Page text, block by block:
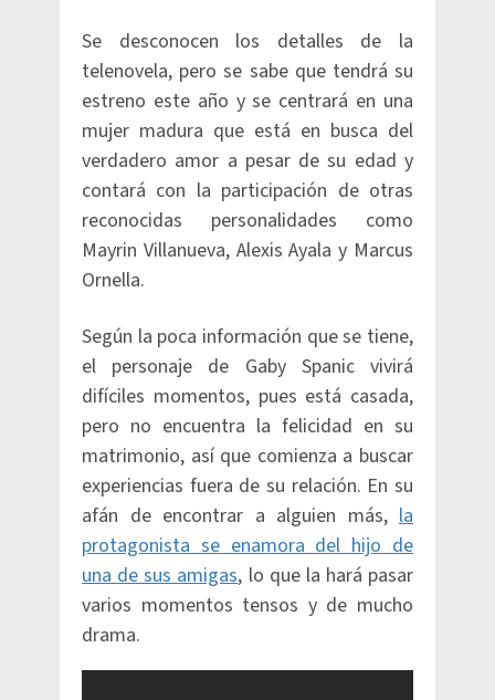
Se desconocen los detalles de la
telenovela, pero se sabe que tendrá su
estreno este año y se centrará en una
mujer madura que está en busca del
verdadero amor a pesar de su edad y
contará con la participación de otras
reconocidas personalidades como
Mayrin Villanueva, Alexis Ayala y Marcus
Ornella.
Según la poca información que se tiene,
el personaje de Gaby Spanic vivirá
difíciles momentos, pues está casada,
pero no encuentra la felicidad en su
matrimonio, así que comienza a buscar
experiencias fuera de su relación. En su
afán de encontrar a alguien más, la
protagonista se enamora del hijo de
una de sus amigas, lo que la hará pasar
varios momentos tensos y de mucho
drama.​